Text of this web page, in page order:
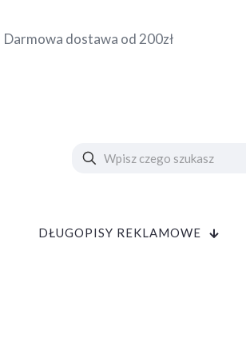
Darmowa dostawa od 200zł
DŁUGOPISY REKLAMOWE